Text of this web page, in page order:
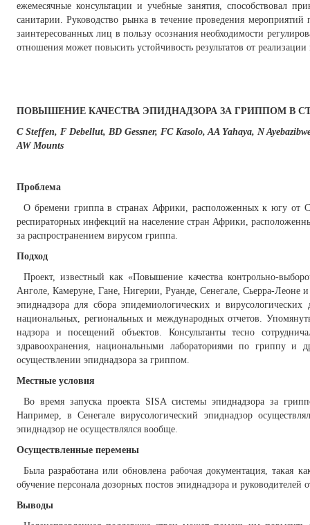
ежемесячные консультации и учебные занятия, способствовал
санитарии. Руководство рынка в течение проведения
заинтересованных лиц в пользу осознания необходимости
отношения может повысить устойчивость результатов от
ПОВЫШЕНИЕ КАЧЕСТВА ЭПИДНАДЗОРА ЗА ГРИППОМ В
C Steffen, F Debellut, BD Gessner, FC Kasolo, AA Yahaya, N
AW Mounts
Проблема
О бремени гриппа в странах Африки, расположенных к югу от
респираторных инфекций на население стран Африки,
за распространением вирусом гриппа.
Подход
Проект, известный как «Повышение качества контрольно-
Анголе, Камеруне, Гане, Нигерии, Руанде, Сенегале, Сьерра-Леоне
эпиднадзора для сбора эпидемиологических и
национальных, региональных и международных отчетов.
надзора и посещений объектов. Консультанты тесно
здравоохранения, национальными лабораториями по гриппу и
осуществлении эпиднадзора за гриппом.
Местные условия
Во время запуска проекта SISA системы эпиднадзора за
Например, в Сенегале вирусологический эпиднадзор
эпиднадзор не осуществлялся вообще.
Осуществленные перемены
Была разработана или обновлена рабочая документация, такая
обучение персонала дозорных постов эпиднадзора и руководителей
Выводы